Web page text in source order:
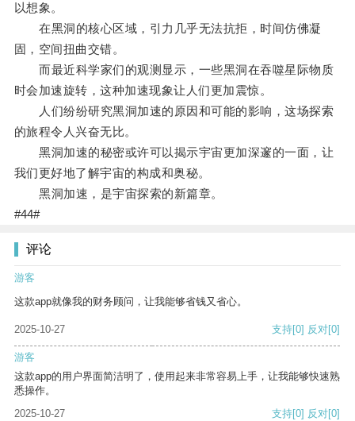
以想象。
在黑洞的核心区域，引力几乎无法抗拒，时间仿佛凝
固，空间扭曲交错。
而最近科学家们的观测显示，一些黑洞在吞噬星际物质
时会加速旋转，这种加速现象让人们更加震惊。
人们纷纷研究黑洞加速的原因和可能的影响，这场探索
的旅程令人兴奋无比。
黑洞加速的秘密或许可以揭示宇宙更加深邃的一面，让
我们更好地了解宇宙的构成和奥秘。
黑洞加速，是宇宙探索的新篇章。
#44#
评论
游客
这款app就像我的财务顾问，让我能够省钱又省心。
2025-10-27 支持[0] 反对[0]
游客
这款app的用户界面简洁明了，使用起来非常容易上手，让我能够快速熟
悉操作。
2025-10-27
支持[0] 反对[0]